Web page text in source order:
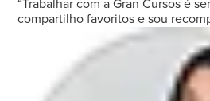
“Trabalhar com a Gran Cursos é
compartilho favoritos e sou